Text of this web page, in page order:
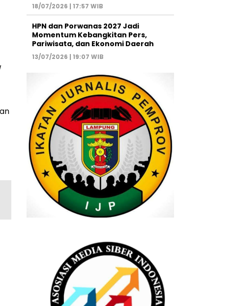
18/07/2026 | 17:57 WIB
HPN dan Porwanas 2027 Jadi
Momentum Kebangkitan Pers,
Pariwisata, dan Ekonomi Daerah
13/07/2026 | 19:07 WIB